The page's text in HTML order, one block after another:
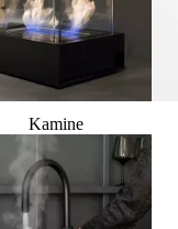
Kamine